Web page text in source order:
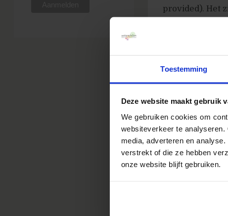
Toestemming
Deze website maakt gebruik
We gebruiken cookies om
websiteverkeer te
media, adverteren en
verstrekt of die ze hebben
onze website blijft gebruiken.
provided). Het
Klik op de
Weg is de
Doordat
Hoe minder